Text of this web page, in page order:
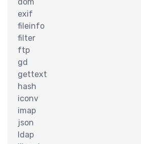
exif
fileinfo
filter
ftp
gd
gettext
hash
iconv
imap
json
ldap